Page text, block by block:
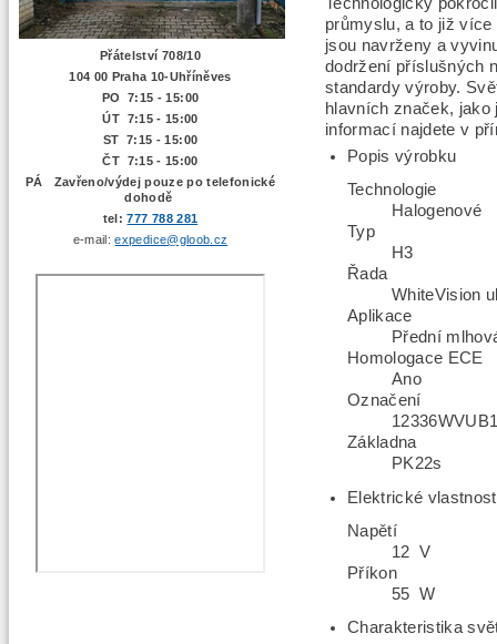
Přátelství 708/10
104 00 Praha 10-Uhříněves
PO 7:15 - 15:00
ÚT 7:15 - 15:00
ST 7:15 - 15:00
ČT 7:15 - 15:00
PÁ Zavřeno/výdej pouze po telefonické
dohodě
tel:777 788 281
e-mail:expedice@gloob.cz
Technologicky
průmyslu, a to již
jsou navrženy a
dodržení příslušných
standardy výroby.
hlavních značek, jako
informací najdete v
Popis výrobku
Technologie
Halogenové
Typ
H3
Řada
WhiteVision
Aplikace
Přední
Homologace ECE
Ano
Označení
Základna
PK22s
Elektrické
Napětí
12 V
Příkon
55 W
Charakteristika